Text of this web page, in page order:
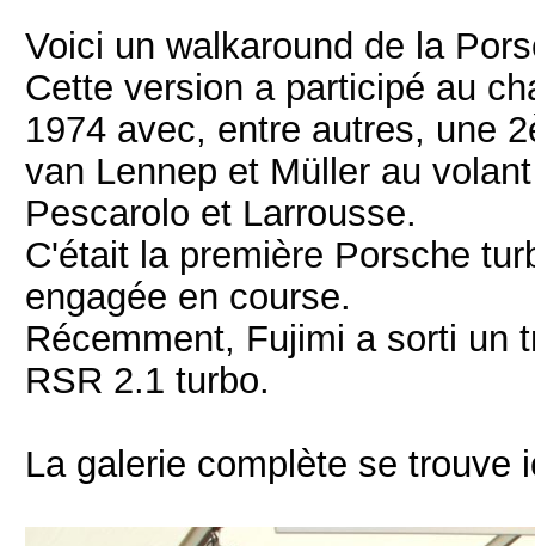
Voici un walkaround de la
Cette version a participé au
1974 avec, entre autres, une
van Lennep et Müller au
Pescarolo et Larrousse.
C'était la première Porsche
engagée en course.
Récemment, Fujimi a sorti un
RSR 2.1 turbo.
La galerie complète se trouve